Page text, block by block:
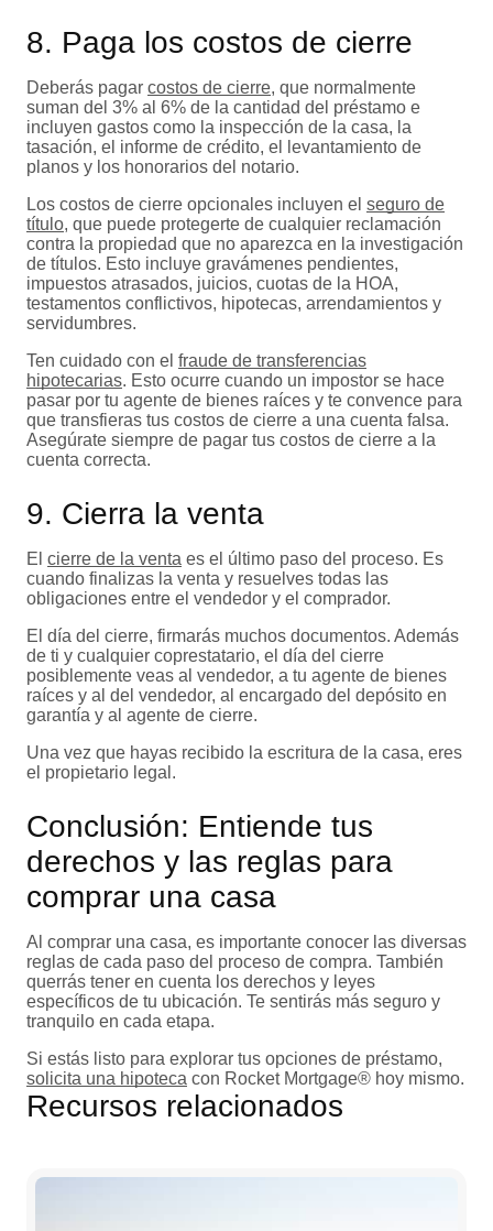
8. Paga los costos de cierre
Deberás pagar costos de cierre, que normalmente
suman del 3% al 6% de la cantidad del préstamo e
incluyen gastos como la inspección de la casa, la
tasación, el informe de crédito, el levantamiento de
planos y los honorarios del notario.
Los costos de cierre opcionales incluyen el seguro de
título, que puede protegerte de cualquier reclamación
contra la propiedad que no aparezca en la investigación
de títulos. Esto incluye gravámenes pendientes,
impuestos atrasados, juicios, cuotas de la HOA,
testamentos conflictivos, hipotecas, arrendamientos y
servidumbres.
Ten cuidado con el fraude de transferencias
hipotecarias. Esto ocurre cuando un impostor se hace
pasar por tu agente de bienes raíces y te convence para
que transfieras tus costos de cierre a una cuenta falsa.
Asegúrate siempre de pagar tus costos de cierre a la
cuenta correcta.
9. Cierra la venta
El cierre de la venta es el último paso del proceso. Es
cuando finalizas la venta y resuelves todas las
obligaciones entre el vendedor y el comprador.
El día del cierre, firmarás muchos documentos. Además
de ti y cualquier coprestatario, el día del cierre
posiblemente veas al vendedor, a tu agente de bienes
raíces y al del vendedor, al encargado del depósito en
garantía y al agente de cierre.
Una vez que hayas recibido la escritura de la casa, eres
el propietario legal.
Conclusión: Entiende tus
derechos y las reglas para
comprar una casa
Al comprar una casa, es importante conocer las diversas
reglas de cada paso del proceso de compra. También
querrás tener en cuenta los derechos y leyes
específicos de tu ubicación. Te sentirás más seguro y
tranquilo en cada etapa.
Si estás listo para explorar tus opciones de préstamo,
solicita una hipoteca con Rocket Mortgage® hoy mismo.
Recursos relacionados